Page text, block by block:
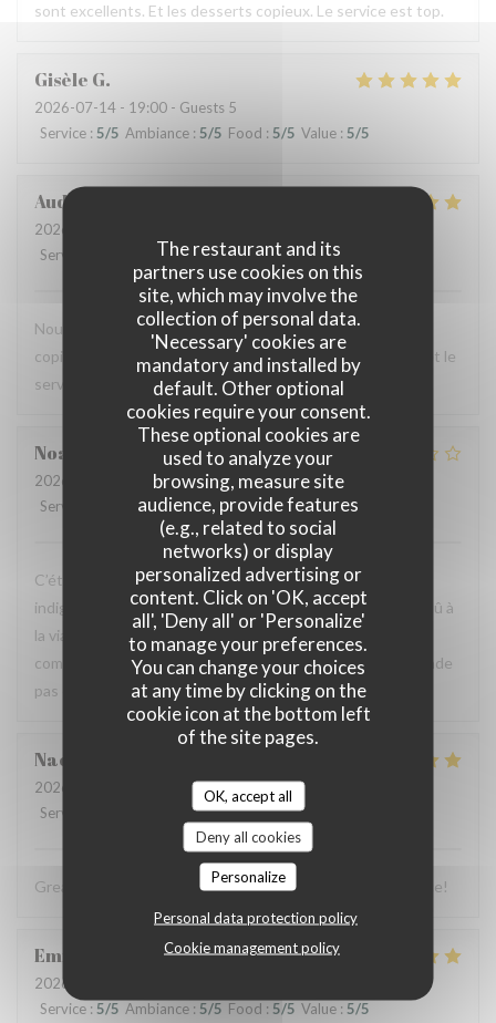
The restaurant and its
partners use cookies on this
site, which may involve the
collection of personal data.
'Necessary' cookies are
mandatory and installed by
default. Other optional
cookies require your consent.
These optional cookies are
used to analyze your
browsing, measure site
audience, provide features
(e.g., related to social
networks) or display
personalized advertising or
content. Click on 'OK, accept
all', 'Deny all' or 'Personalize'
to manage your preferences.
You can change your choices
at any time by clicking on the
cookie icon at the bottom left
of the site pages.
OK, accept all
Deny all cookies
Personalize
Personal data protection policy
Cookie management policy
sont excellents. Et les desserts copieux. Le service est top.
Gisèle G
2026-07-14 - 19:00 - Guests 5
Service : 5/5 Ambiance : 5/5 Food : 5/5 Value : 5/5
Audrey
2026-07-12
Service
Ambiance : 4/5 Food: 5 /5 Value:
Nous avons testé le Sister's café pour un brunch entre
copines et n'avons pas été déçues : le menu est copieux et le
service très agréable.
Noah
2026-07-07
- 19:30 - Guests 6
Service
Ambiance:4/5 Food: 1/5 Value:1/5
C’était bon, mais suite à la soirée j’ai fait une violente
indigestion qui a nécessité un lavement. C’est sûrement dû à
la viande et au pain qui avaient un goût légèrement avarié,
comme si elle avait pris un coup de chaud. Je ne recommande
pas ce restaurant, mais je pense qu’il peut s’améliorer.
Naomi
2026-07-03
- 13:00 - Guests 4
Service
:5/5 Food:5/5 Value
Great food, friendly and welcoming staff. Lovely experience!
Emmanuel
2026-07-04
Service : 5/5 Ambiance : 5/5 Food : 5/5 Value : 5/5